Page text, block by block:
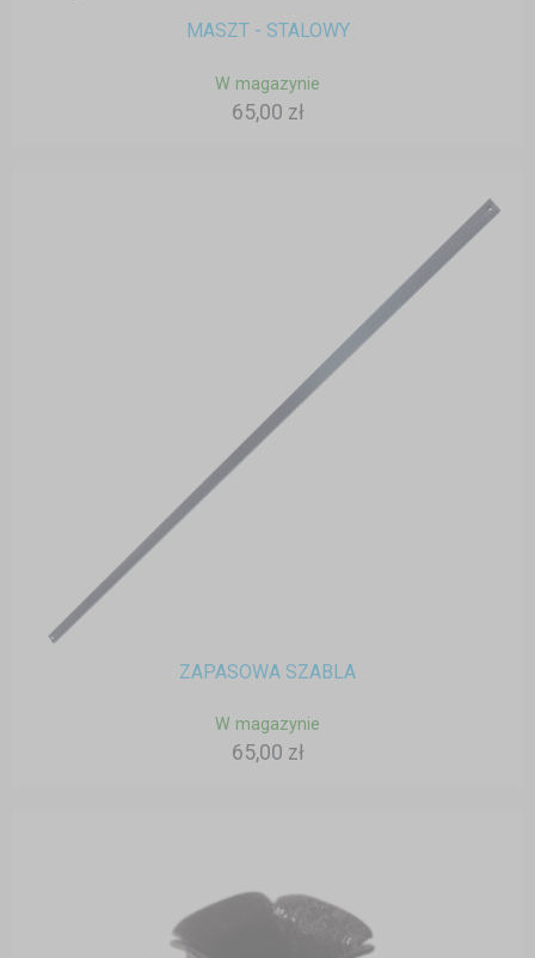
MASZT - STALOWY
W magazynie
65,00 zł
ZAPASOWA SZABLA
W magazynie
65,00 zł